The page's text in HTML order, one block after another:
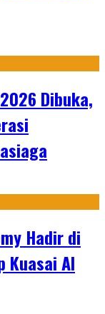
Dibuka,
Hadir di
Kuasai AI